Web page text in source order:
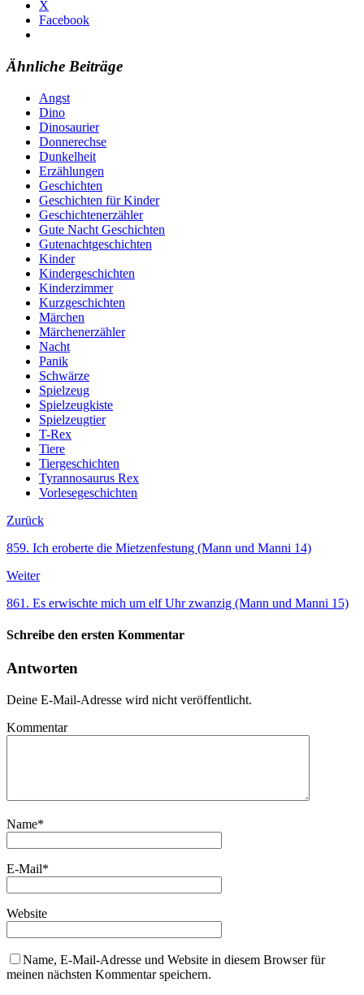
X
Facebook
Ähnliche Beiträge
Angst
Dino
Dinosaurier
Donnerechse
Dunkelheit
Erzählungen
Geschichten
Geschichten für Kinder
Geschichtenerzähler
Gute Nacht Geschichten
Gutenachtgeschichten
Kinder
Kindergeschichten
Kinderzimmer
Kurzgeschichten
Märchen
Märchenerzähler
Nacht
Panik
Schwärze
Spielzeug
Spielzeugkiste
Spielzeugtier
T-Rex
Tiere
Tiergeschichten
Tyrannosaurus Rex
Vorlesegeschichten
Zurück
859. Ich eroberte die Mietzenfestung (Mann und Manni 14)
Weiter
861. Es erwischte mich um elf Uhr zwanzig (Mann und Manni 15)
Schreibe den ersten Kommentar
Antworten
Deine E-Mail-Adresse wird nicht veröffentlicht.
Kommentar
Name*
E-Mail*
Website
Name, E-Mail-Adresse und Website in diesem Browser für
meinen nächsten Kommentar speichern.